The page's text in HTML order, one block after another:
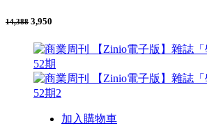
14,388 3,950
加入購物車